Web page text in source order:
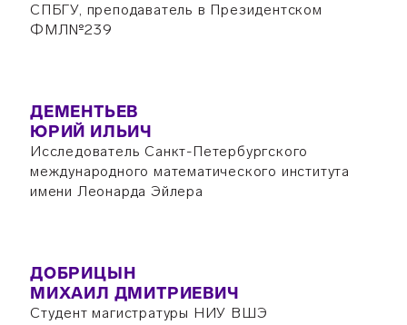
СПБГУ, преподаватель в Президентском
ФМЛ№239
ДЕМЕНТЬЕВ
ЮРИЙ ИЛЬИЧ
Исследователь Санкт-Петербургского
международного математического института
имени Леонарда Эйлера
ДОБРИЦЫН
МИХАИЛ ДМИТРИЕВИЧ
Студент магистратуры НИУ ВШЭ